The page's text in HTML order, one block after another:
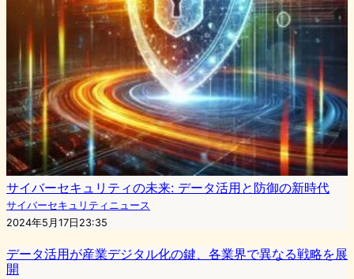
サイバーセキュリティの未来: データ活用と防御の新時代
サイバーセキュリティニュース
2024年5月17日23:35
データ活用が産業デジタル化の鍵、各業界で異なる戦略を展
開